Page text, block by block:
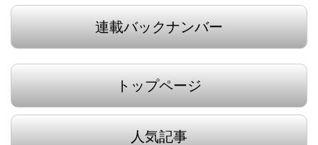
連載バックナンバー
トップページ
人気記事